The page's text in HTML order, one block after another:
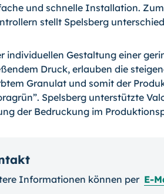
und schnelle Installation.
stellt Spelsberg
individuellen Gestaltung einer
Druck, erlauben die
Granulat und somit der
Spelsberg unterstützte
der Bedruckung im
Informationen können per E-